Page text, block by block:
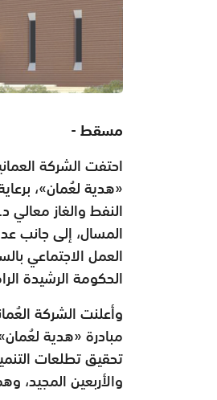
مسقط -
احتفت الشركة
«هدية لعُمان»،
النفط والغاز
المسال، إلى جانب
العمل الاجتماعي
الحكومة الرشيدة
وأعلنت الشركة
مبادرة «هدية
تحقيق تطلعات
والأربعين المجيد،